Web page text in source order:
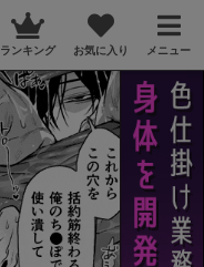
ランキング お気に入り メニュー